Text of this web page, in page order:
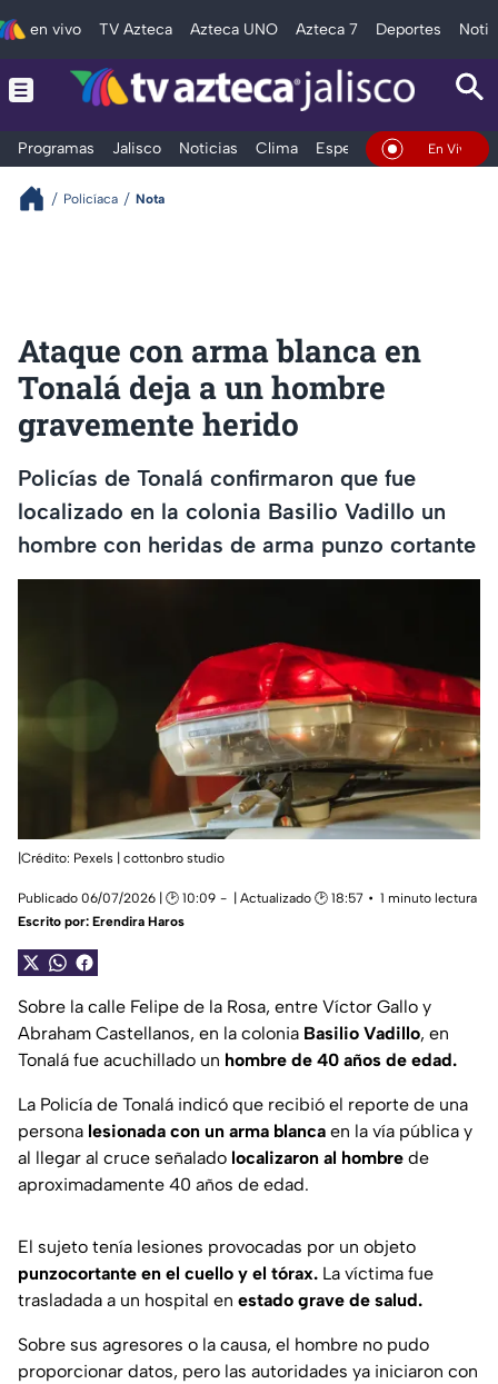
en vivo TV Azteca Azteca UNO Azteca 7 Deportes
Programas Jalisco Noticias Clima Espectáculos Deportes
En Vivo
Policíaca Nota
Ataque con arma blanca en
Tonalá deja a un hombre
gravemente herido
Policías de Tonalá confirmaron que fue
localizado en la colonia Basilio Vadillo un
hombre con heridas de arma punzo cortante
|Crédito: Pexels | cottonbro studio
Publicado 06/07/2026 | 🕑 10:09 | Actualizado 🕑 18:57
1 minuto lectura
Escrito por: Erendira Haros
Sobre la calle Felipe de la Rosa, entre Víctor Gallo y
Abraham Castellanos, en la colonia Basilio Vadillo, en
Tonalá fue acuchillado un hombre de 40 años de edad.
La Policía de Tonalá indicó que recibió el reporte de una
persona lesionada con un arma blanca en la vía pública y
al llegar al cruce señalado localizaron al hombre de
aproximadamente 40 años de edad.
El sujeto tenía lesiones provocadas por un objeto
punzocortante en el cuello y el tórax. La víctima fue
trasladada a un hospital en estado grave de salud.
Sobre sus agresores o la causa, el hombre no pudo
proporcionar datos, pero las autoridades ya iniciaron con